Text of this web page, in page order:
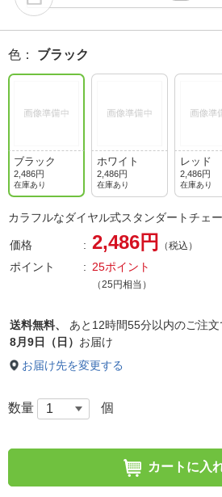
色 ： ブラック
ブラック
2,486円
在庫あり
ホワイト
2,486円
在庫あり
レッド
2,486円
在庫あり
カラフルなダイヤル式スタンダートチ
価格 2,486円 （税込）
ポイント 25ポイント
（25円相当）
送料無料、 あと 12時間55分以内のご注文
8月9日（日） お届け
お届け先を変更する
数量 個
カートに入